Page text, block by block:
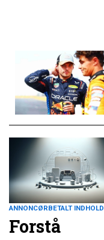
ANNONCØRBETALT INDHOLD
Forstå